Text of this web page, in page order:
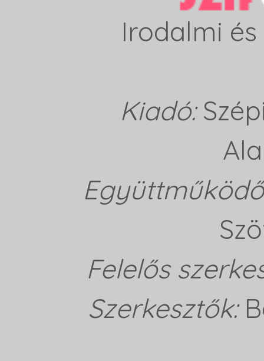
Irodalmi
Kiadó:
Felelős
Szerkesztők: